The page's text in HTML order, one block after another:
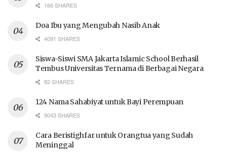
166 SHARES
Doa Ibu yang Mengubah Nasib Anak
4091 SHARES
Siswa-Siswi SMA Jakarta Islamic School Berhasil
Tembus Universitas Ternama di Berbagai Negara
82 SHARES
124 Nama Sahabiyat untuk Bayi Perempuan
9043 SHARES
Cara Beristighfar untuk Orangtua yang Sudah
Meninggal